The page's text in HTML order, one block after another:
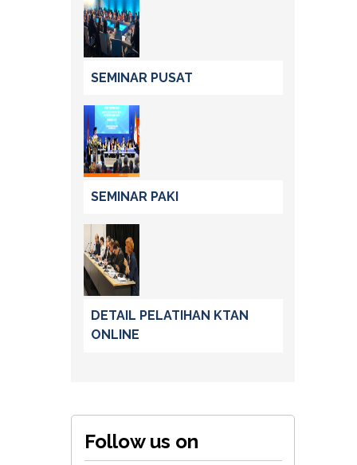
SEMINAR PUSAT
SEMINAR PAKI
DETAIL PELATIHAN KTAN
ONLINE
Follow us on